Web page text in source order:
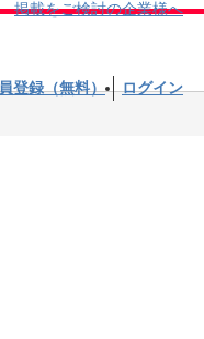
掲載をご検討の企業様へ
登録（無料） ログイン